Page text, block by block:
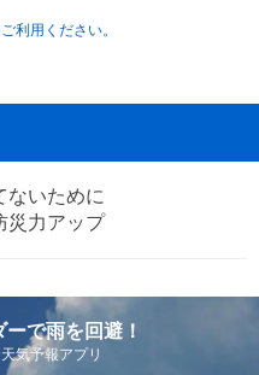
利用ください。
ないために
災力アップ
で雨を回避！
気予報アプリ